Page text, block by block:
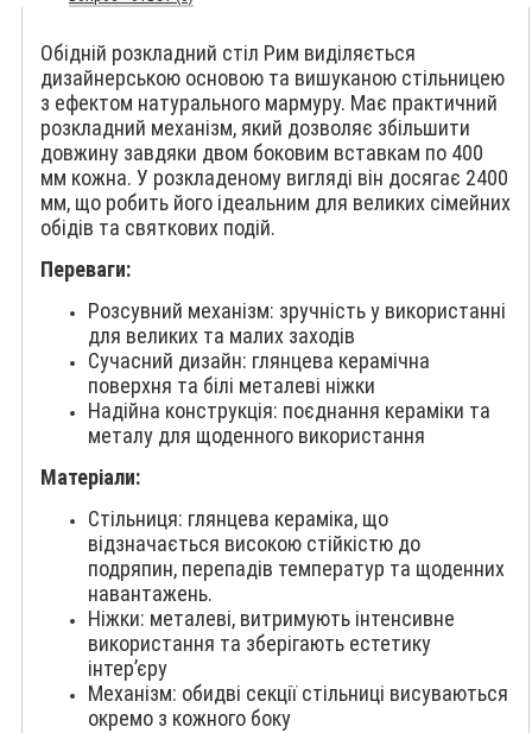
Обідній розкладний стіл Рим виділяється
дизайнерською основою та вишуканою стільницею
з ефектом натурального мармуру. Має практичний
розкладний механізм, який дозволяє збільшити
довжину завдяки двом боковим вставкам по 400
мм кожна. У розкладеному вигляді він досягає 2400
мм, що робить його ідеальним для великих сімейних
обідів та святкових подій.
Переваги:
Розсувний механізм: зручність у використанні
для великих та малих заходів
Сучасний дизайн: глянцева керамічна
поверхня та білі металеві ніжки
Надійна конструкція: поєднання кераміки та
металу для щоденного використання
Матеріали:
Стільниця: глянцева кераміка, що
відзначається високою стійкістю до
подряпин, перепадів температур та щоденних
навантажень.
Ніжки: металеві, витримують інтенсивне
використання та зберігають естетику
інтер’єру
Механізм: обидві секції стільниці висуваються
окремо з кожного боку